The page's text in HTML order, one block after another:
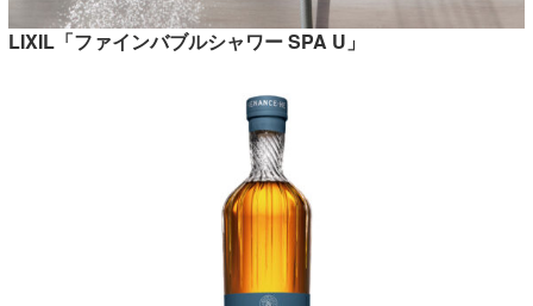
LIXIL「ファインバブルシャワー SPA U」